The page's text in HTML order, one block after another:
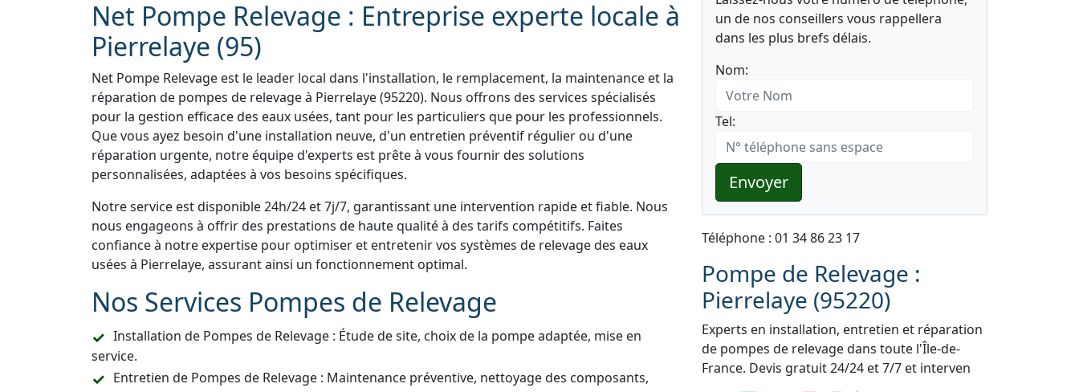
Net Pompe Relevage : Entreprise experte locale à
Pierrelaye (95)
Net Pompe Relevage est le leader local dans l'installation, le remplacement, la maintenance et la
réparation de pompes de relevage à Pierrelaye (95220). Nous offrons des services spécialisés
pour la gestion efficace des eaux usées, tant pour les particuliers que pour les professionnels.
Que vous ayez besoin d'une installation neuve, d'un entretien préventif régulier ou d'une
réparation urgente, notre équipe d'experts est prête à vous fournir des solutions
personnalisées, adaptées à vos besoins spécifiques.
Notre service est disponible 24h/24 et 7j/7, garantissant une intervention rapide et fiable. Nous
nous engageons à offrir des prestations de haute qualité à des tarifs compétitifs. Faites
confiance à notre expertise pour optimiser et entretenir vos systèmes de relevage des eaux
usées à Pierrelaye, assurant ainsi un fonctionnement optimal.
Nos Services Pompes de Relevage
Installation de Pompes de Relevage : Étude de site, choix de la pompe adaptée, mise en
service.
Entretien de Pompes de Relevage : Maintenance préventive, nettoyage des composants,
un de nos conseillers vous rappellera
dans les plus brefs délais.
Nom:
Tel:
Envoyer
Téléphone : 01 34 86 23 17
Pompe de Relevage :
Pierrelaye (95220)
Experts en installation, entretien et réparation
de pompes de relevage dans toute l'Île-de-
France. Devis gratuit 24/24 et 7/7 et interven